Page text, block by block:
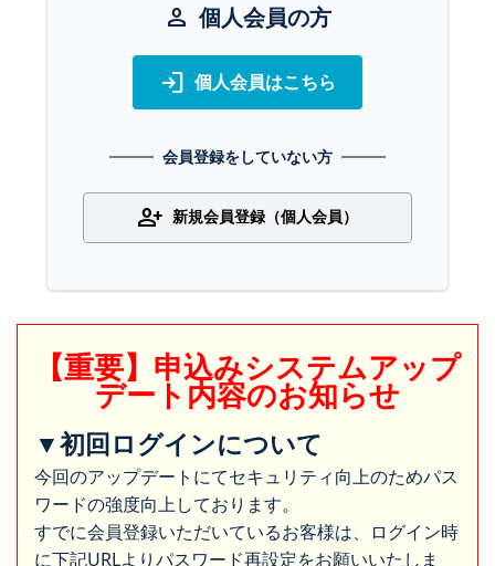
person 個人会員の方
login 個人会員はこちら
会員登録をしていない方
person_add 新規会員登録（個人会員）
【重要】申込みシステムアップ
デート内容のお知らせ
▼初回ログインについて
今回のアップデートにてセキュリティ向上のためパス
ワードの強度向上しております。
すでに会員登録いただいているお客様は、ログイン時
に下記URLよりパスワード再設定をお願いいたしま